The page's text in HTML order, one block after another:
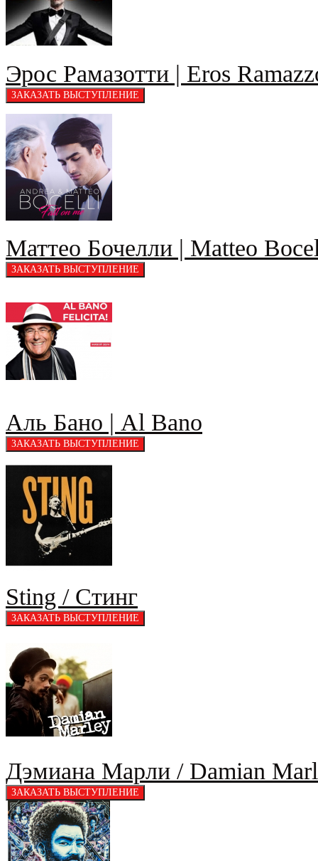
Эрос Рамазотти | Eros
Маттео Бочелли | Matteo
Аль Бано | Al Bano
Sting / Стинг
Дэмиана Марли / Damian